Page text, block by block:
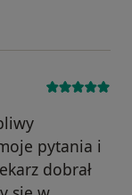
pytania i
dobrał